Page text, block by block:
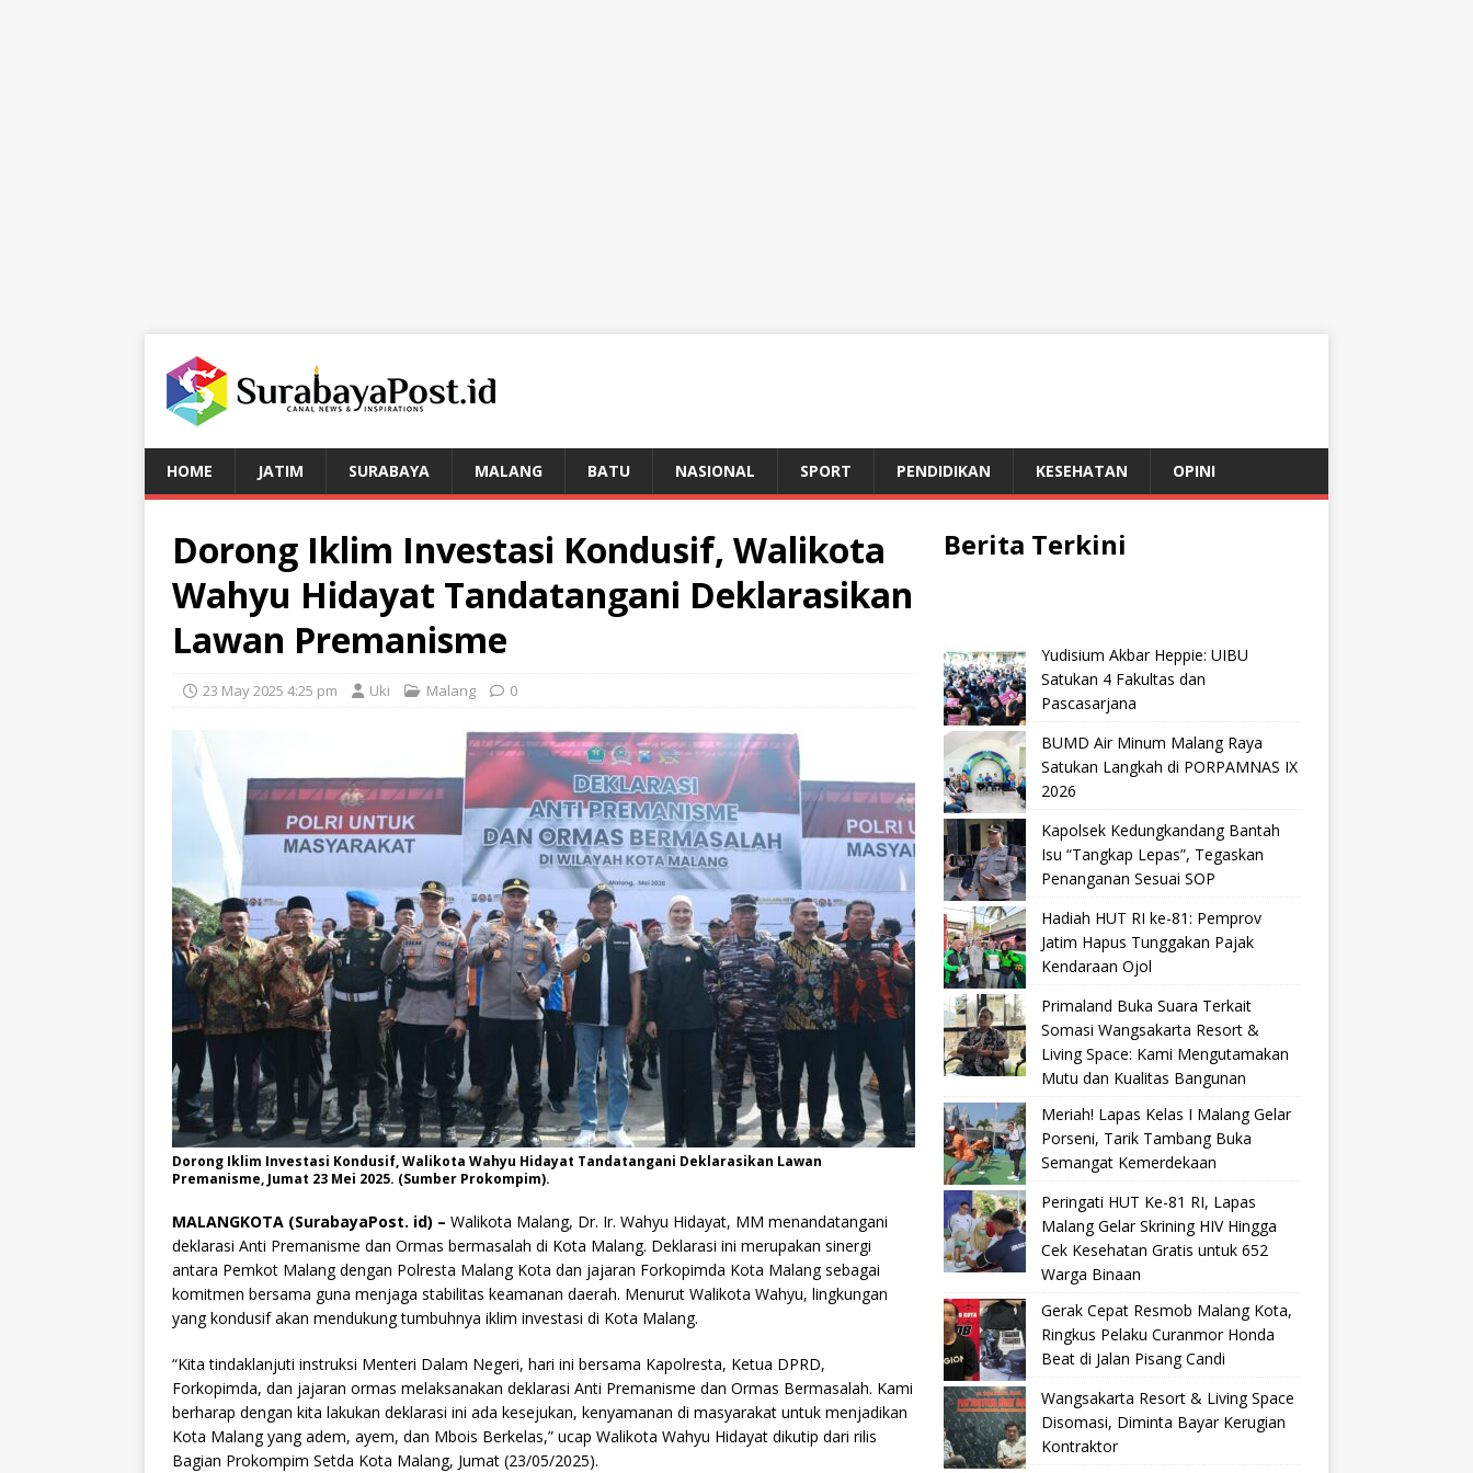
HOME JATIM SURABAYA MALANG BATU NASIONAL SPORT PENDIDIKAN KESEHATAN OPINI
Dorong Iklim Investasi Kondusif, Walikota
Wahyu Hidayat Tandatangani Deklarasikan
Lawan Premanisme
23 May 2025 4:25 pm Uki Malang 0
Dorong Iklim Investasi Kondusif, Walikota Wahyu Hidayat Tandatangani Deklarasikan Lawan
Premanisme, Jumat 23 Mei 2025. (Sumber Prokompim).
MALANGKOTA (SurabayaPost. id) – Walikota Malang, Dr. Ir. Wahyu Hidayat, MM menandatangani
deklarasi Anti Premanisme dan Ormas bermasalah di Kota Malang. Deklarasi ini merupakan sinergi
antara Pemkot Malang dengan Polresta Malang Kota dan jajaran Forkopimda Kota Malang sebagai
komitmen bersama guna menjaga stabilitas keamanan daerah. Menurut Walikota Wahyu, lingkungan
yang kondusif akan mendukung tumbuhnya iklim investasi di Kota Malang.
“Kita tindaklanjuti instruksi Menteri Dalam Negeri, hari ini bersama Kapolresta, Ketua DPRD,
Forkopimda, dan jajaran ormas melaksanakan deklarasi Anti Premanisme dan Ormas Bermasalah. Kami
berharap dengan kita lakukan deklarasi ini ada kesejukan, kenyamanan di masyarakat untuk menjadikan
Kota Malang yang adem, ayem, dan Mbois Berkelas,” ucap Walikota Wahyu Hidayat dikutip dari rilis
Bagian Prokompim Setda Kota Malang, Jumat (23/05/2025).
Berita Terkini
Yudisium Akbar Heppie: UIBU
Satukan 4 Fakultas dan
Pascasarjana
BUMD Air Minum Malang Raya
Satukan Langkah di PORPAMNAS IX
2026
Kapolsek Kedungkandang Bantah
Isu “Tangkap Lepas”, Tegaskan
Penanganan Sesuai SOP
Hadiah HUT RI ke-81: Pemprov
Jatim Hapus Tunggakan Pajak
Kendaraan Ojol
Primaland Buka Suara Terkait
Somasi Wangsakarta Resort &
Living Space: Kami Mengutamakan
Mutu dan Kualitas Bangunan
Meriah! Lapas Kelas I Malang Gelar
Porseni, Tarik Tambang Buka
Semangat Kemerdekaan
Peringati HUT Ke-81 RI, Lapas
Malang Gelar Skrining HIV Hingga
Cek Kesehatan Gratis untuk 652
Warga Binaan
Gerak Cepat Resmob Malang Kota,
Ringkus Pelaku Curanmor Honda
Beat di Jalan Pisang Candi
Wangsakarta Resort & Living Space
Disomasi, Diminta Bayar Kerugian
Kontraktor